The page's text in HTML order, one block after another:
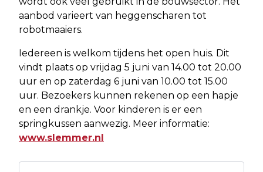
aanbod varieert van heggenscharen tot
robotmaaiers.
Iedereen is welkom tijdens het open huis. Dit
vindt plaats op vrijdag 5 juni van 14.00 tot 20.00
uur en op zaterdag 6 juni van 10.00 tot 15.00
uur. Bezoekers kunnen rekenen op een hapje
en een drankje. Voor kinderen is er een
springkussen aanwezig. Meer informatie:
www.slemmer.nl